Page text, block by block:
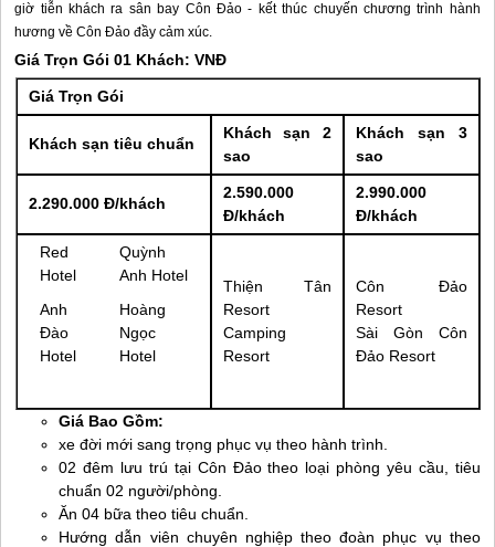
giờ tiễn khách ra sân bay Côn Đảo - kết thúc chuyến chương trình hành
hương vềCôn Đảo đầy cảm xúc.
Giá Trọn Gói 01 Khách: VNĐ
Giá Trọn Gói
Khách sạn tiêu chuẩn
Khách sạn 2
sao
Khách sạn 3
sao
2.290.000 Đ/khách
2.590.000
Đ/khách
2.990.000
Đ/khách
Red
Hotel
Quỳnh
Anh Hotel
Anh
Đào
Hotel
Hoàng
Ngọc
Hotel
Thiện Tân
Resort
Camping
Resort
Côn Đảo
Resort
Sài Gòn Côn
ĐảoResort
Giá Bao Gồm:
xe đời mới sang trọng phục vụ theo hành trình.
02 đêm lưu trú tại Côn Đảotheo loại phòng yêu cầu, tiêu
chuẩn 02 người/phòng.
Ăn 04 bữa theo tiêu chuẩn.
Hướng dẫn viên chuyên nghiệp theo đoàn phục vụ theo